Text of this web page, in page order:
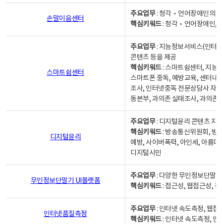
손말이음센터
주요업무: 청각‧언어장애인의
핵심키워드: 청각‧언어장애인,
스마트쉼센터
주요업무: 지능정보서비스(인터
콘텐츠 등을 제공
핵심키워드: 스마트쉼센터, 지능
스마트폰 중독, 예방교육, 센터내
조사, 인터넷중독 전문상담사 자
동본부, 과의존 실태조사, 과의존
디지털윤리
주요업무: 디지털윤리 콘텐츠 지
핵심키워드: 방송통신위원회, 방
예방, 사이버폭력, 아인세, 아름
디지털시민
무인정보단말기 UI플랫폼
주요업무: 다양한 무인정보단말
핵심키워드: 접근성, 웹접근성,
인터넷품질측정
주요업무: 인터넷 속도측정, 웹접
핵심키워드: 인터넷 속도측정, 인